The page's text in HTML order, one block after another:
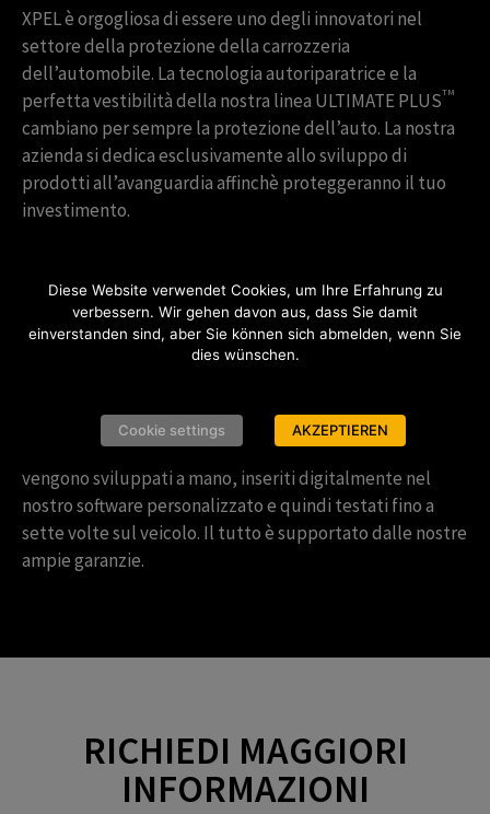
XPEL è orgogliosa di essere uno degli innovatori nel
settore della protezione della carrozzeria
dell’automobile. La tecnologia autoriparatrice e la
perfetta vestibilità della nostra linea ULTIMATE PLUSTM
cambiano per sempre la protezione dell’auto. La nostra
azienda si dedica esclusivamente allo sviluppo di
prodotti all’avanguardia affinchè proteggeranno il tuo
investimento.
Migliore qualità
della vernice. Nessun altro marchio ha un processo di
progettazione e test così ampio. I nostri modelli
vengono sviluppati a mano, inseriti digitalmente nel
nostro software personalizzato e quindi testati fino a
sette volte sul veicolo. Il tutto è supportato dalle nostre
ampie garanzie.
RICHIEDI MAGGIORI
INFORMAZIONI
Diese Website verwendet Cookies, um Ihre Erfahrung zu
verbessern. Wir gehen davon aus, dass Sie damit
einverstanden sind, aber Sie können sich abmelden, wenn Sie
dies wünschen.
Cookie settings AKZEPTIEREN